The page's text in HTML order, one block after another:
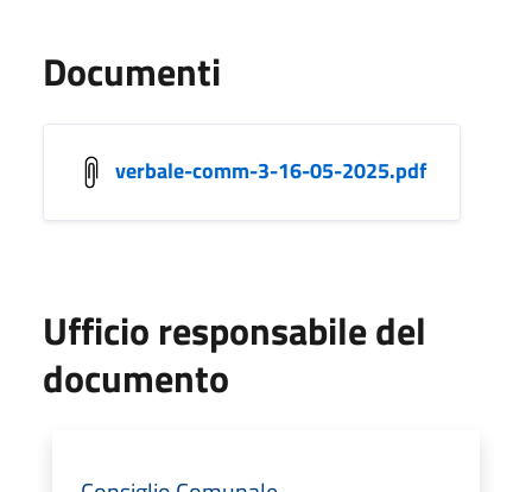
Documenti
verbale-comm-3-16-05-2025.pdf
Ufficio responsabile del
documento